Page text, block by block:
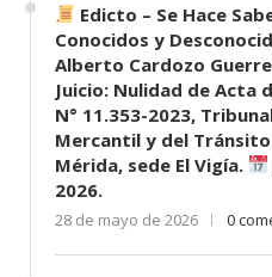
Edicto – Se Hace
Conocidos y
Alberto Cardozo
Juicio: Nulidad de Acta
N° 11.353-2023,
Mercantil y del
Mérida, sede El Vigía.
2026.
28 de mayo de 2026 0